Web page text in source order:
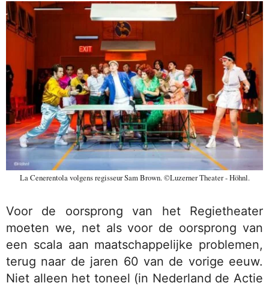
La Cenerentola volgens regisseur Sam Brown. ©Luzerner Theater - Höhnl.
Voor de oorsprong van het Regietheater
moeten we, net als voor de oorsprong van
een scala aan maatschappelijke problemen,
terug naar de jaren 60 van de vorige eeuw.
Niet alleen het toneel (in Nederland de Actie